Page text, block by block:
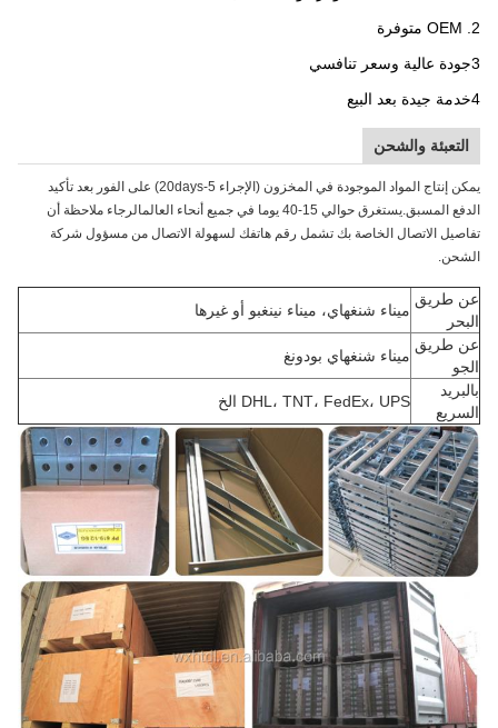
4خدمة جيدة بعد البيع
التعبئة والشحن
يمكن إنتاج المواد الموجودة في المخزون (الإجراء 5-20days) على الفور بعد تأكيد
الدفع المسبق.يستغرق حوالي 15-40 يوما في جميع أنحاء العالمالرجاء ملاحظة أن
تفاصيل الاتصال الخاصة بك تشمل رقم هاتفك لسهولة الاتصال من مسؤول شركة
الشحن.
عن طريق
البحر
ميناء شنغهاي، ميناء نينغبو أو غيرها
عن طريق
الجو
ميناء شنغهاي بودونغ
بالبريد
السريع
DHL، TNT، FedEx، UPS الخ